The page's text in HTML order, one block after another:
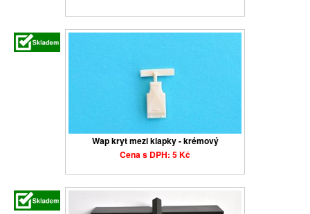
Wap kryt mezi klapky - krémový
Cena s DPH: 5 Kč